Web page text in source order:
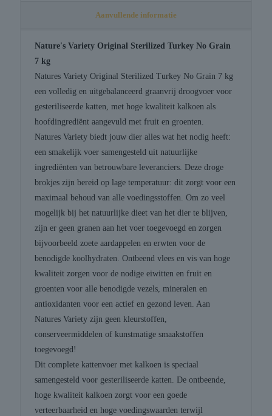
Aanvullende informatie
Nature's Variety Original Sterilized Turkey No Grain
7 kg
Natures Variety Original Sterilized Turkey No Grain 7 kg
een volledig en uitgebalanceerd graanvrij droogvoer voor
gesteriliseerde katten, met hoge kwaliteit kalkoen als
hoofdingrediënt aangevuld met fruit en groenten.
Natures Variety biedt jouw dier alles wat het nodig heeft:
een smakelijk voer samengesteld uit natuurlijke
ingrediënten van betrouwbare leveranciers. Deze droge
brokjes zijn bereid op lage temperatuur: dit zorgt voor een
maximaal behoud van alle voedingsstoffen. Om zo veel
mogelijk bij het natuurlijke dieet van het dier te blijven,
zijn er geen granen aan het voer toegevoegd en zorgen
bijvoorbeeld zoete aardappelen en erwten voor de
benodigde koolhydraten. Ontbeend vlees en vis van hoge
kwaliteit zorgen voor de nodige eiwitten en fruit en
groenten voor alle benodigde vezels, mineralen en
antioxidanten voor een actief en gezond leven. Aan
Natures Variety zijn geen kleurstoffen,
conserveermiddelen of kunstmatige smaakstoffen
toegevoegd!
Dit complete kattenvoer met kalkoen is speciaal
samengesteld voor gesteriliseerde katten. De ontbeende,
hoge kwaliteit kalkoen zorgt voor een goede
verteerbaarheid en hoge voedingswaarden terwijl